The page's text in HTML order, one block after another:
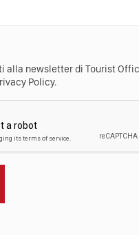
alla newsletter di Tourist
Policy.